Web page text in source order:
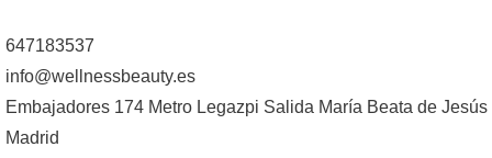
647183537
info@wellnessbeauty.es
Embajadores 174 Metro Legazpi Salida María Beata de Jesús
Madrid